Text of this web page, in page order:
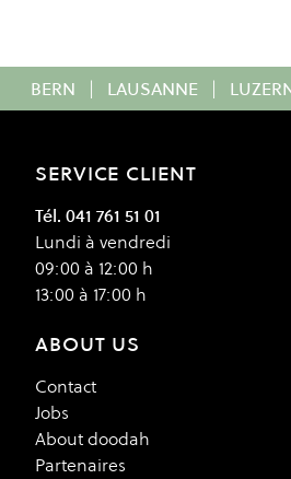
BERN | LAUSANNE |
SERVICE CLIENT
Tél. 041 761 51 01
Lundi à vendredi
09:00 à 12:00 h
13:00 à 17:00 h
ABOUT US
Contact
Jobs
About doodah
Partenaires